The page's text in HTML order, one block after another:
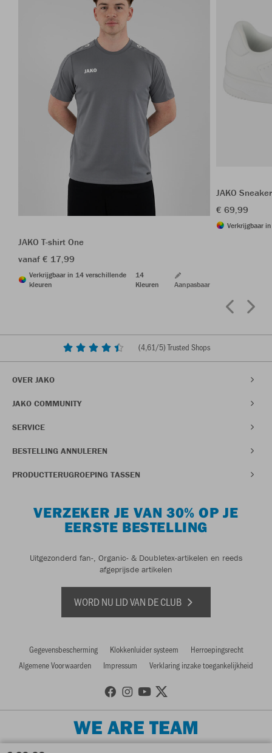
JAKO T-shirt One
vanaf € 17,99
Verkrijgbaar in 14 verschillende
kleuren
14
Kleuren
Aanpasbaar
JAKO
€ 69,99
Verkrijgbaar
(4,61/5) Trusted Shops
OVER JAKO
JAKO COMMUNITY
SERVICE
BESTELLING ANNULEREN
PRODUCTTERUGROEPING TASSEN
VERZEKER JE VAN 30% OP JE
EERSTE BESTELLING
Uitgezonderd fan-, Organic- & Doubletex-artikelen en reeds
afgeprijsde artikelen
WORD NU LID VAN DE CLUB
Gegevensbescherming Klokkenluider systeem
Herroepingsrecht
Algemene Voorwaarden
Impressum Verklaring inzake toegankelijkheid
WE ARE TEAM